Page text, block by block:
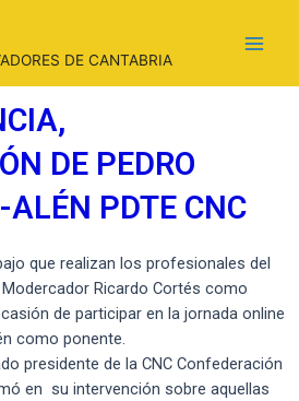
DE CANTABRIA
DE PEDRO
ALÉN PDTE CNC
que realizan los profesionales del
Modercador Ricardo Cortés como
de participar en la jornada online
como ponente.
presidente de la CNC Confederación
en su intervención sobre aquellas